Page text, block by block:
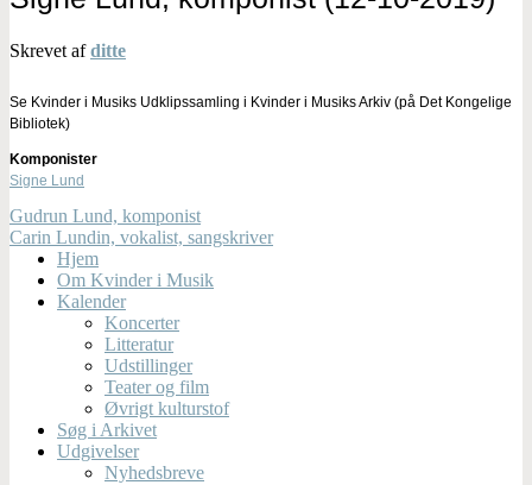
Skrevet afditte
Se Kvinder i Musiks Udklipssamling i Kvinder i Musiks Arkiv (på Det Kongelige
Bibliotek)
Komponister
Signe Lund
Gudrun Lund, komponist
Carin Lundin, vokalist, sangskriver
Hjem
Om Kvinder i Musik
Kalender
Koncerter
Litteratur
Udstillinger
Teater og film
Øvrigt kulturstof
Søg i Arkivet
Udgivelser
Nyhedsbreve